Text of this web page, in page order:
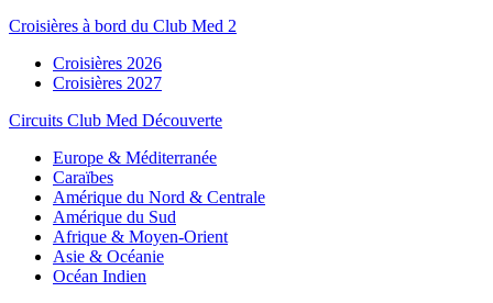
Croisières à bord du Club Med 2
Croisières 2026
Croisières 2027
Circuits Club Med Découverte
Europe & Méditerranée
Caraïbes
Amérique du Nord & Centrale
Amérique du Sud
Afrique & Moyen-Orient
Asie & Océanie
Océan Indien